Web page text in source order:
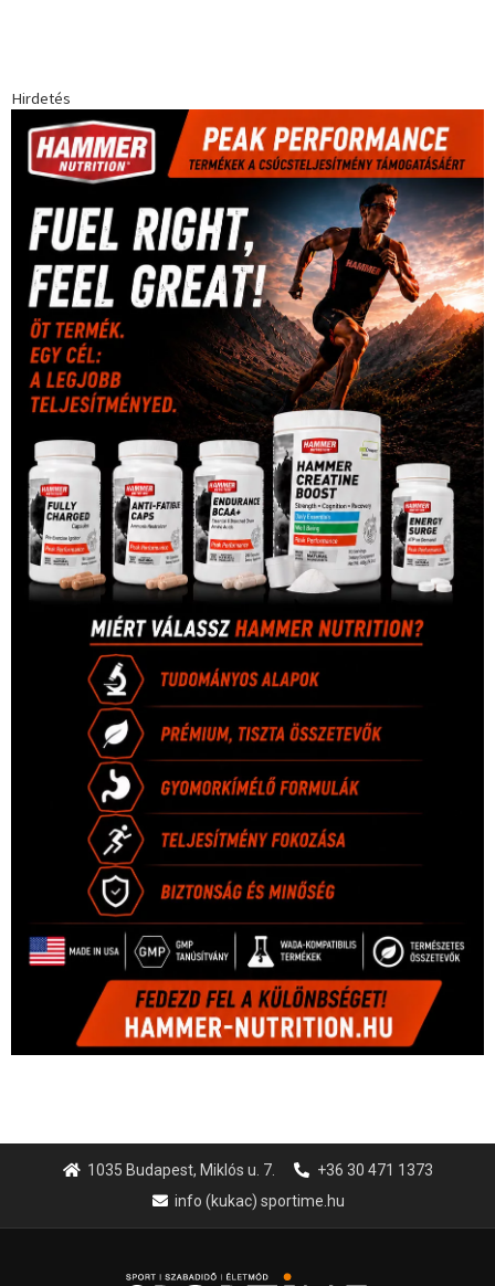
Hirdetés
1035 Budapest, Miklós u. 7.
+36 30 471 1373
info (kukac) sportime.hu